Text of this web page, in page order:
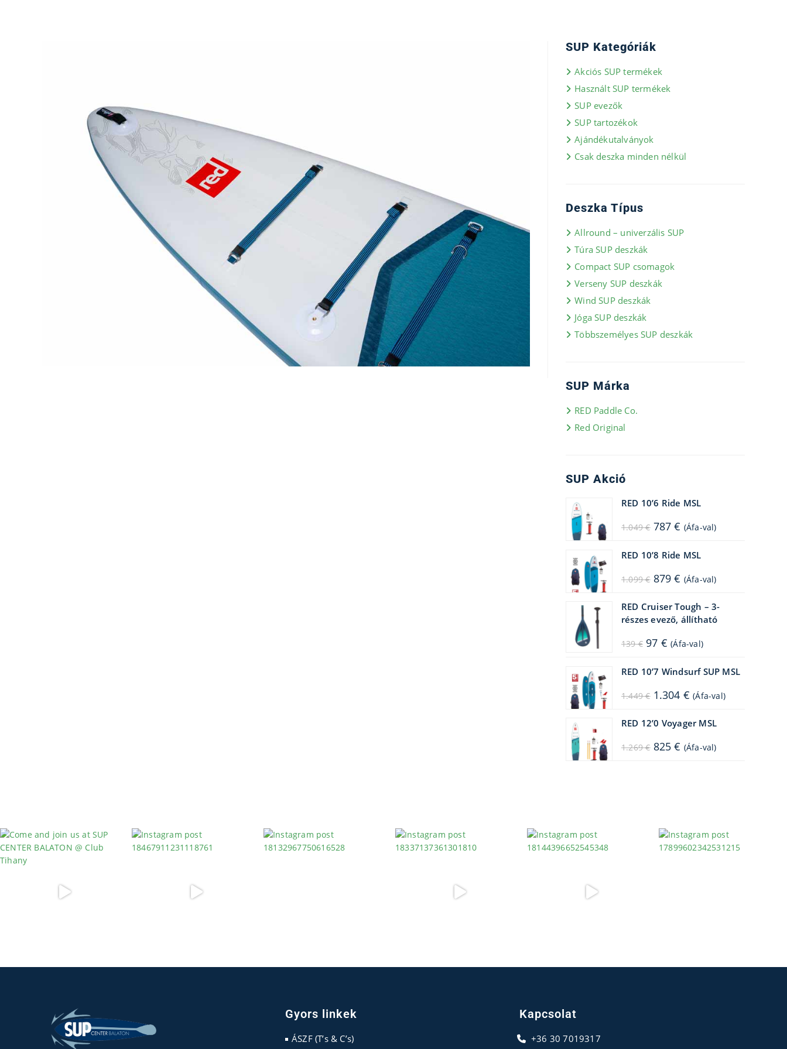
SUP Kategóriák
Akciós SUP termékek
Használt SUP termékek
SUP evezők
SUP tartozékok
Ajándékutalványok
Csak deszka minden nélkül
Deszka Típus
Allround – univerzális SUP
Túra SUP deszkák
Compact SUP csomagok
Verseny SUP deszkák
Wind SUP deszkák
Jóga SUP deszkák
Többszemélyes SUP deszkák
SUP Márka
RED Paddle Co.
Red Original
SUP Akció
RED 10’6 Ride MSL
1.049€ Original
price
1.049 €.
787€ Current
price
(Áfa-val)
RED 10’8 Ride MSL
1.099€ Original
price
1.099 €.
879€ Current
price
879 €.
(Áfa-val)
RED Cruiser Tough – 3-
részes evező, állítható
139€ Original
price
97 € Current
price
97 €.
(Áfa-val)
RED 10’7 Windsurf SUP MSL
1.449€ Original
price
1.304 € Current
price
(Áfa-val)
RED 12’0 Voyager MSL
1.269€ Original
price
825€ Current
price
(Áfa-val)
Gyors linkek
ÁSZF (T’s & C’s)
Kapcsolat
+36 30 7019317